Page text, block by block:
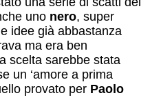
uno nero, super
idee già abbastanza
ma era ben
scelta sarebbe stata
un ‘amore a prima
provato per Paolo